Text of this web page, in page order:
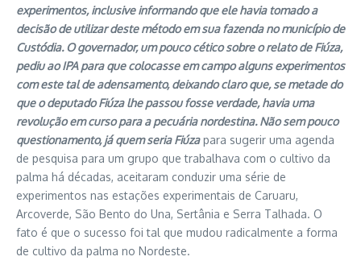
experimentos, inclusive informando que ele havia tomado a
decisão de utilizar deste método em sua fazenda no município de
Custódia. O governador, um pouco cético sobre o relato de Fiúza,
pediu ao IPA para que colocasse em campo alguns experimentos
com este tal de adensamento, deixando claro que, se metade do
que o deputado Fiúza lhe passou fosse verdade, havia uma
revolução em curso para a pecuária nordestina. Não sem pouco
questionamento, já quem seria Fiúzapara sugerir uma agenda
de pesquisa para um grupo que trabalhava com o cultivo da
palma há décadas, aceitaram conduzir uma série de
experimentos nas estações experimentais de Caruaru,
Arcoverde, São Bento do Una, Sertânia e Serra Talhada. O
fato é que o sucesso foi tal que mudou radicalmente a forma
de cultivo da palma no Nordeste.